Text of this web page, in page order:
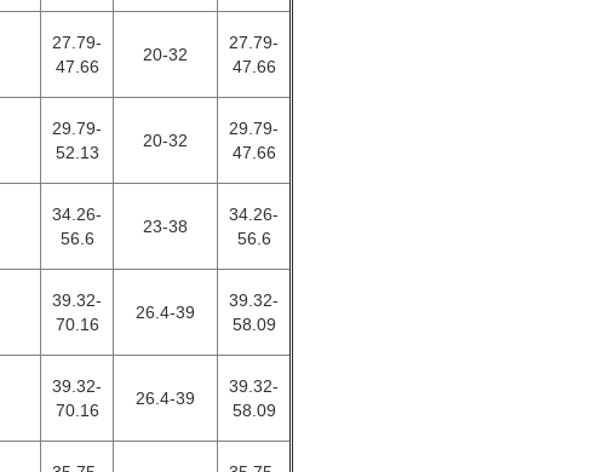
27.79-
47.66
20-32
27.79-
47.66
29.79-
52.13
20-32
29.79-
47.66
34.26-
56.6
23-38
34.26-
56.6
39.32-
70.16
26.4-39
39.32-
58.09
39.32-
70.16
26.4-39
39.32-
58.09